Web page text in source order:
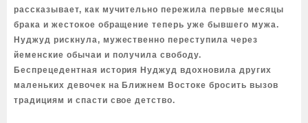
рассказывает, как мучительно пережила первые месяцы
брака и жестокое обращение теперь уже бывшего мужа.
Нуджуд рискнула, мужественно переступила через
йеменские обычаи и получила свободу.
Беспрецедентная история Нуджуд вдохновила других
маленьких девочек на Ближнем Востоке бросить вызов
традициям и спасти свое детство.